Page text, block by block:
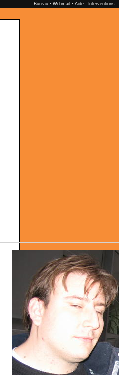
Bureau · Webmail · Aide · Interventions ·